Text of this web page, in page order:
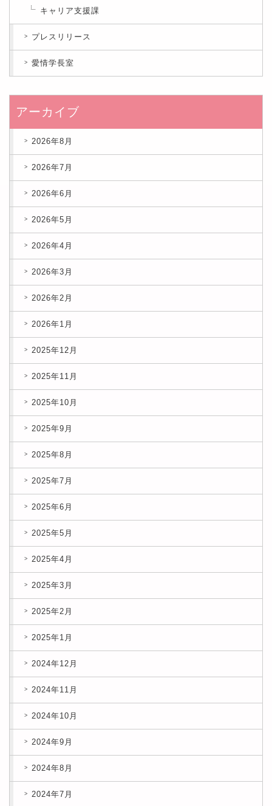
キャリア支援課
プレスリリース
愛情学長室
アーカイブ
2026年8月
2026年7月
2026年6月
2026年5月
2026年4月
2026年3月
2026年2月
2026年1月
2025年12月
2025年11月
2025年10月
2025年9月
2025年8月
2025年7月
2025年6月
2025年5月
2025年4月
2025年3月
2025年2月
2025年1月
2024年12月
2024年11月
2024年10月
2024年9月
2024年8月
2024年7月